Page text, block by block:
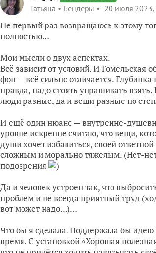
Татьяна Бендеры 20 июля 2023,
Не первый раз возвращаюсь к этому
полностью…
Мои мысли о двух аспектах.
Всё зависит от условий. И Гомельская
фон — всё сильно отличается.
правда, надо стоять упрашивать
люди разные, да и вещи разные по
И ещё один нюанс — внутренне-
уровне искренне считаю, что вещи,
души хочет избавиться, своей
сложным и морально тяжёлым. (Нет-
подозрения
)
Да и человек устроен так, что
проблем и не всегда приятный труд
вот может надо...)…
Что бы я сделала. Поддержала бы идею
время. С установкой «Хорошая